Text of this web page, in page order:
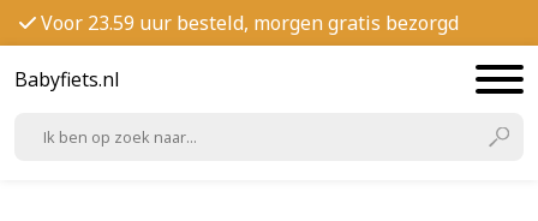
Voor 23.59 uur besteld, morgen gratis bezorgd
Babyfiets.nl